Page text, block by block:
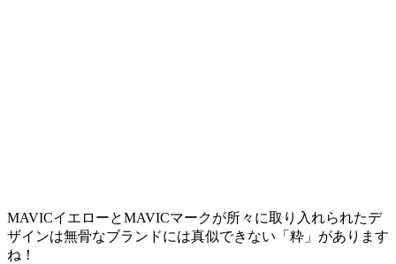
MAVICイエローとMAVICマークが所々に取り入れられたデ
ザインは無骨なブランドには真似できない「粋」があります
ね！